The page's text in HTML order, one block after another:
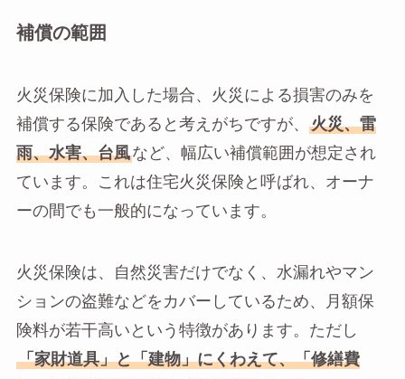
補償の範囲
火災保険に加入した場合、火災による損害のみを
補償する保険であると考えがちですが、
火災、雷
雨、水害、台風など、幅広い補償範囲が想定され
ています。これは住宅火災保険と呼ばれ、オーナ
ーの間でも一般的になっています。
火災保険は、自然災害だけでなく、水漏れやマン
ションの盗難などをカバーしているため、月額保
険料が若干高いという特徴があります。ただし
「家財道具」と「建物」にくわえて、「修繕費